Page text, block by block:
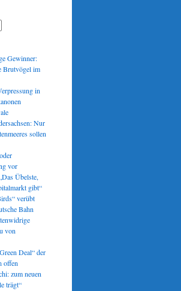
Gewinner:
Brutvögel im
in
Nur
sollen
vor
Übelste,
gibt“
verübt
Bahn
von
Deal“ der
offen
zum neuen
trägt“